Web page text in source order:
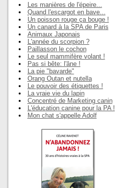
Les manières de l'épeire...
Quand l'escargot en bave...
Un poisson rouge ça bouge !
Un canard à la SPA de Paris
Animaux Japonais
L'année du scorpion ?
Paillasson le cochon
Le seul mammifère volant !
Pas si bête: l'âne !
La pie "bavarde"
Orang Outan et nutella
Le pouvoir des étiquettes !
La vraie vie du lapin
Concentré de Marketing canin
L'éducation canine pour la PA !
Mon chat s'appelle Adolf